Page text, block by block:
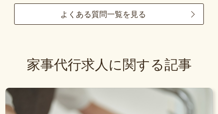
よくある質問一覧を見る
家事代行求人に関する記事